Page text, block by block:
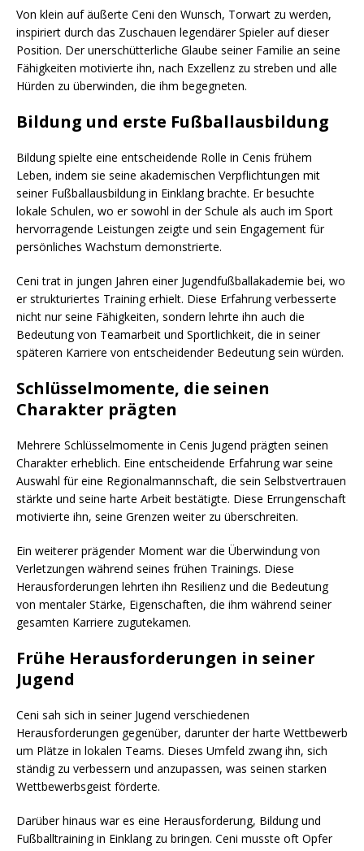
Von klein auf äußerte Ceni den Wunsch, Torwart zu werden,
inspiriert durch das Zuschauen legendärer Spieler auf dieser
Position. Der unerschütterliche Glaube seiner Familie an seine
Fähigkeiten motivierte ihn, nach Exzellenz zu streben und alle
Hürden zu überwinden, die ihm begegneten.
Bildung und erste Fußballausbildung
Bildung spielte eine entscheidende Rolle in Cenis frühem
Leben, indem sie seine akademischen Verpflichtungen mit
seiner Fußballausbildung in Einklang brachte. Er besuchte
lokale Schulen, wo er sowohl in der Schule als auch im Sport
hervorragende Leistungen zeigte und sein Engagement für
persönliches Wachstum demonstrierte.
Ceni trat in jungen Jahren einer Jugendfußballakademie bei, wo
er strukturiertes Training erhielt. Diese Erfahrung verbesserte
nicht nur seine Fähigkeiten, sondern lehrte ihn auch die
Bedeutung von Teamarbeit und Sportlichkeit, die in seiner
späteren Karriere von entscheidender Bedeutung sein würden.
Schlüsselmomente, die seinen
Charakter prägten
Mehrere Schlüsselmomente in Cenis Jugend prägten seinen
Charakter erheblich. Eine entscheidende Erfahrung war seine
Auswahl für eine Regionalmannschaft, die sein Selbstvertrauen
stärkte und seine harte Arbeit bestätigte. Diese Errungenschaft
motivierte ihn, seine Grenzen weiter zu überschreiten.
Ein weiterer prägender Moment war die Überwindung von
Verletzungen während seines frühen Trainings. Diese
Herausforderungen lehrten ihn Resilienz und die Bedeutung
von mentaler Stärke, Eigenschaften, die ihm während seiner
gesamten Karriere zugutekamen.
Frühe Herausforderungen in seiner
Jugend
Ceni sah sich in seiner Jugend verschiedenen
Herausforderungen gegenüber, darunter der harte Wettbewerb
um Plätze in lokalen Teams. Dieses Umfeld zwang ihn, sich
ständig zu verbessern und anzupassen, was seinen starken
Wettbewerbsgeist förderte.
Darüber hinaus war es eine Herausforderung, Bildung und
Fußballtraining in Einklang zu bringen. Ceni musste oft Opfer